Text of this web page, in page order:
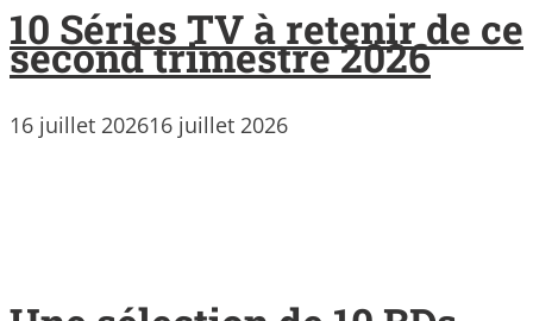
10 Séries TV à retenir de ce
second trimestre 2026
16 juillet 202616 juillet 2026